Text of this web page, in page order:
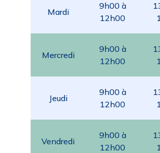
Mardi
9h00 à
12h00
Mercredi
9h00 à
12h00
Jeudi
9h00 à
12h00
Vendredi
9h00 à
12h00